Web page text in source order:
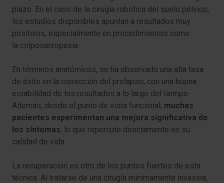
plazo. En el caso de la cirugía robótica del suelo pélvico,
los estudios disponibles apuntan a resultados muy
positivos, especialmente en procedimientos como
la colposacropexia.
En términos anatómicos, se ha observado una alta tasa
de éxito en la corrección del prolapso, con una buena
estabilidad de los resultados a lo largo del tiempo.
Además, desde el punto de vista funcional, muchas
pacientes experimentan una mejora significativa de
los síntomas, lo que repercute directamente en su
calidad de vida.
La recuperación es otro de los puntos fuertes de esta
técnica. Al tratarse de una cirugía mínimamente invasiva,